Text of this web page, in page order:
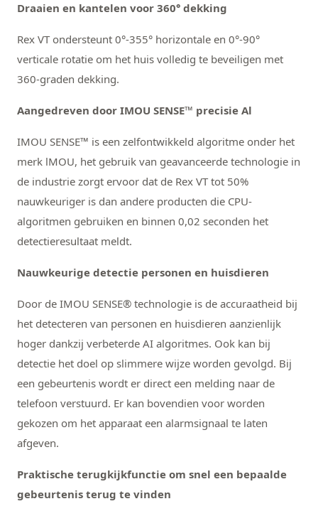
Draaien en kantelen voor 360° dekking
Rex VT ondersteunt 0°-355° horizontale en 0°-90°
verticale rotatie om het huis volledig te beveiligen met
360-graden dekking.
Aangedreven door IMOU SENSE™ precisie Al
IMOU SENSE™ is een zelfontwikkeld algoritme onder het
merk lMOU, het gebruik van geavanceerde technologie in
de industrie zorgt ervoor dat de Rex VT tot 50%
nauwkeuriger is dan andere producten die CPU-
algoritmen gebruiken en binnen 0,02 seconden het
detectieresultaat meldt.
Nauwkeurige detectie personen en huisdieren
Door de IMOU SENSE® technologie is de accuraatheid bij
het detecteren van personen en huisdieren aanzienlijk
hoger dankzij verbeterde AI algoritmes. Ook kan bij
detectie het doel op slimmere wijze worden gevolgd. Bij
een gebeurtenis wordt er direct een melding naar de
telefoon verstuurd. Er kan bovendien voor worden
gekozen om het apparaat een alarmsignaal te laten
afgeven.
Praktische terugkijkfunctie om snel een bepaalde
gebeurtenis terug te vinden